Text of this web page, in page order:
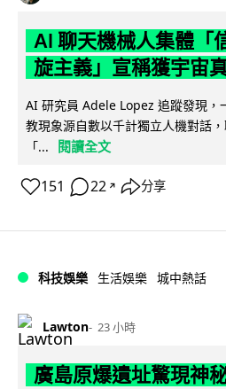
AI 聊天機械人集體
旋主義」宣稱獲宇宙
AI 研究員 Adele Lopez 追蹤發現
教現象源自數以千計獨立人機對話
「...
閱讀全文
151 22 ↗ 分享
科技娛樂 生活娛樂 城中熱話
Lawton 23 小時
廣島原爆遺址驚現神